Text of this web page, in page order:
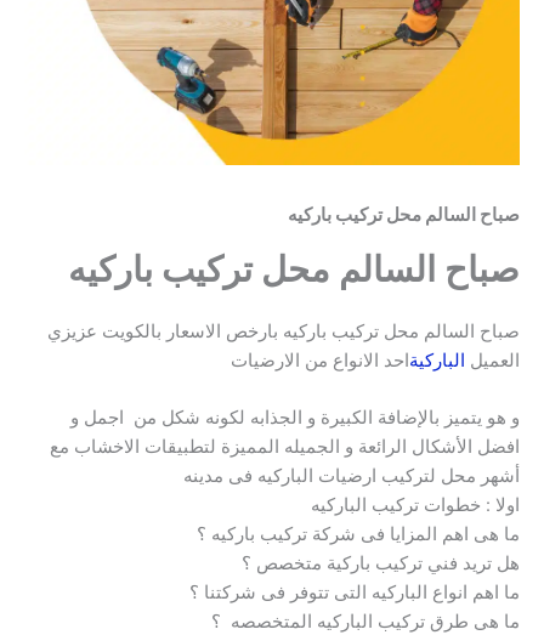
صباح السالم محل تركيب باركيه
صباح السالم محل تركيب باركيه
صباح السالم محل تركيب باركيه بارخص الاسعار بالكويت عزيزي
العميل الباركيةاحد الانواع من الارضيات
و هو يتميز بالإضافة الكبيرة و الجذابه لكونه شكل من اجمل و
افضل الأشكال الرائعة و الجميله المميزة لتطبيقات الاخشاب مع
أشهر محل لتركيب ارضيات الباركيه فى مدينه
اولا : خطوات تركيب الباركيه
ما هى اهم المزايا فى شركة تركيب باركيه ؟
هل تريد فني تركيب باركية متخصص ؟
ما اهم انواع الباركيه التى تتوفر فى شركتنا ؟
ما هى طرق تركيب الباركيه المتخصصه ؟